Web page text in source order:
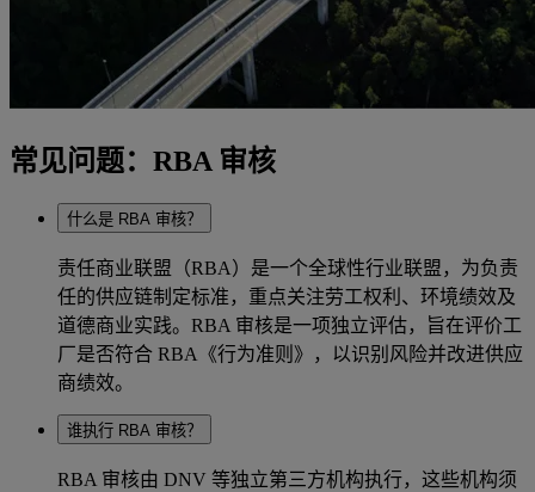
常见问题：RBA 审核
什么是 RBA 审核？
责任商业联盟（RBA）是一个全球性行业联盟，为负责
任的供应链制定标准，重点关注劳工权利、环境绩效及
道德商业实践。RBA 审核是一项独立评估，旨在评价工
厂是否符合 RBA《行为准则》，以识别风险并改进供应
商绩效。
谁执行 RBA 审核？
RBA 审核由 DNV 等独立第三方机构执行，这些机构须